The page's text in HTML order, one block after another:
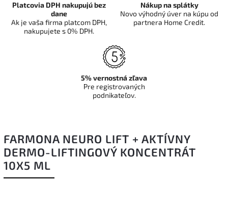
FARMONA NEURO LIFT + AKTÍVNY
DERMO-LIFTINGOVÝ KONCENTRÁT
10X5 ML
Platcovia DPH nakupujú bez
dane
Ak je vaša firma platcom DPH,
nakupujete s 0% DPH.
Nákup na splátky
Novo výhodný úver na kúpu od
partnera Home Credit.
5% vernostná zľava
Pre registrovaných
podnikateľov.